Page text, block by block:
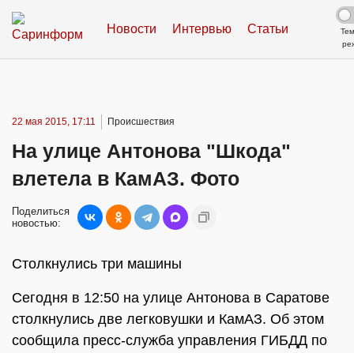
Новости Интервью Статьи
22 мая 2015, 17:11 Происшествия
На улице Антонова "Шкода"
влетела в КамАЗ. Фото
Поделиться
новостью:
Столкнулись три машины
Сегодня в 12:50 на улице Антонова в Саратове
столкнулись две легковушки и КамАЗ. Об этом
сообщила пресс-служба управления ГИБДД по